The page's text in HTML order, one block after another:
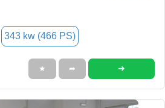
343 kw (466 PS)
★ ➦ ➜